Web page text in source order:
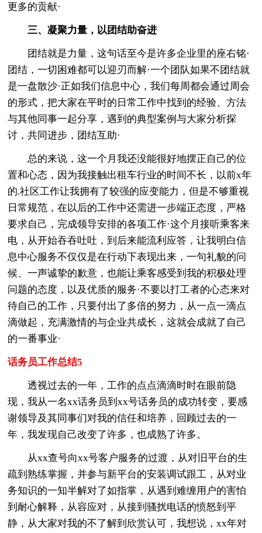
更多的贡献·
三、凝聚力量，以团结助奋进
团结就是力量，这句话至今是许多企业里的座右铭·
团结，一切困难都可以迎刃而解·一个团队如果不团结就
是一盘散沙·正如我们信息中心，我们每周都会通过周会
的形式，把大家在平时的日常工作中找到的经验、方法
与其他同事一起分享，遇到的典型案例与大家分析探
讨，共同进步，团结互助·
总的来说，这一个月我还没能很好地摆正自己的位
置和心态，因为我接触出租车行业的时间不长，以前x年
的.社区工作让我拥有了较强的应变能力，但是不够重视
日常规范，在以后的工作中还需进一步端正态度，严格
要求自己，完成领导安排的各项工作·这个月接听乘客来
电，从开始吞吞吐吐，到后来能流利应答，让我明白信
息中心服务不仅仅是在行动下表现出来，一句礼貌的问
候、一声诚挚的歉意，也能让乘客感受到我的积极处理
问题的态度，以及优质的服务·不要以打工者的心态来对
待自己的工作，只要付出了多倍的努力，从一点一滴点
滴做起，充满激情的与企业共成长，这就会成就了自己
的一番事业·
话务员工作总结5
透视过去的一年，工作的点点滴滴时时在眼前隐
现，我从一名xx话务员到xx号话务员的成功转变，要感
谢领导及其同事们对我的信任和培养，回顾过去的一
年，我发现自己改变了许多，也成熟了许多。
从xx查号向xx号客户服务的过渡，从对旧平台的生
疏到熟练掌握，并参与新平台的安装调试跟工，从对业
务知识的一知半解对了如指掌，从遇到难缠用户的害怕
到耐心解释，从容应对，从接到骚扰电话的愤怒到平
静，从大家对我的不了解到欣赏认可，我想说，xx年对